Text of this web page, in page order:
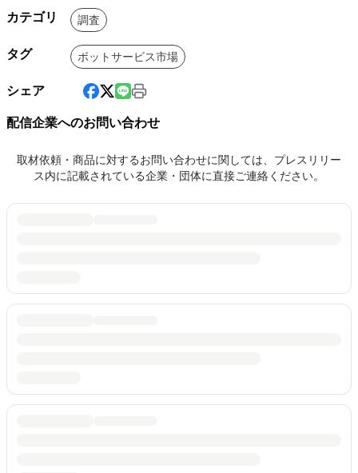
カテゴリ 調査
タグ ボットサービス市場
シェア
配信企業へのお問い合わせ
取材依頼・商品に対するお問い合わせに関しては、プレスリリー
ス内に記載されている企業・団体に直接ご連絡ください。